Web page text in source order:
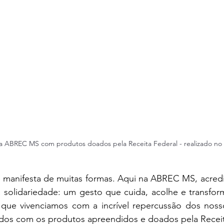
ABREC MS com produtos doados pela Receita Federal - realizado
de muitas formas. Aqui na ABREC MS,
solidariedade: um gesto que cuida, acolhe e
vivenciamos com a incrível repercussão dos
com os produtos apreendidos e doados pela